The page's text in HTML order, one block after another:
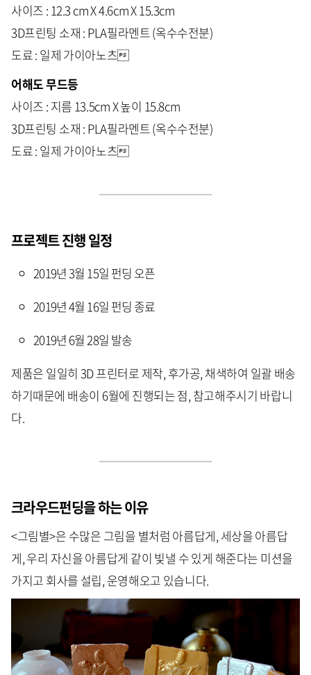
사이즈 : 12.3 cm X 4.6cm X 15.3cm
3D프린팅 소재 : PLA필라멘트 (옥수수전분)
도료 : 일제 가이아노츠
어해도 무드등
사이즈 : 지름 13.5cm X 높이 15.8cm
3D프린팅 소재 : PLA필라멘트 (옥수수전분)
도료 : 일제 가이아노츠
프로젝트 진행 일정
2019년 3월 15일 펀딩 오픈
2019년 4월 16일 펀딩 종료
2019년 6월 28일 발송
제품은 일일히 3D 프린터로 제작, 후가공, 채색하여 일괄 배송
하기때문에 배송이 6월에 진행되는 점, 참고해주시기 바랍니
다.
크라우드펀딩을 하는 이유
<그림별>은 수많은 그림을 별처럼 아름답게, 세상을 아름답
게, 우리 자신을 아름답게 같이 빛낼 수 있게 해준다는 미션을
가지고 회사를 설립, 운영해오고 있습니다.